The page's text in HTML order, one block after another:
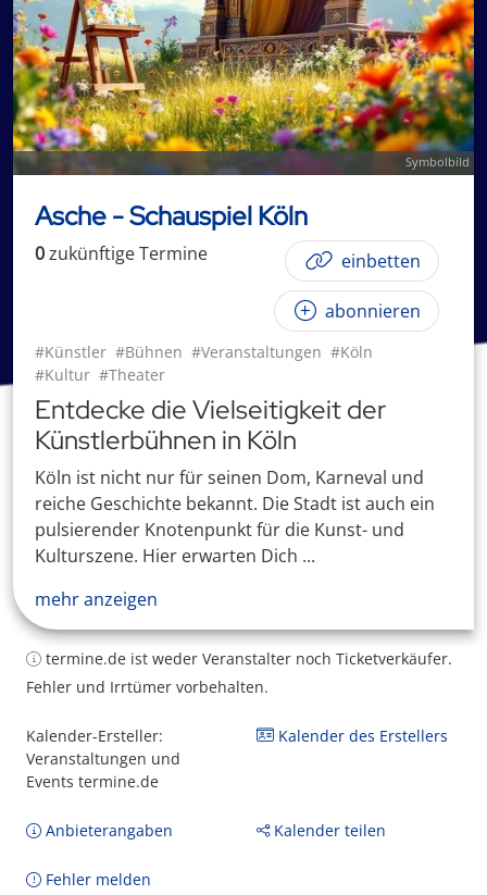
Symbolbild
Asche - Schauspiel Köln
0zukünftigeTermine einbetten
abonnieren
#Künstler #Bühnen #Veranstaltungen #Köln
#Kultur #Theater
Entdecke die Vielseitigkeit der
Künstlerbühnen in Köln
Köln ist nicht nur für seinen Dom, Karneval und
reiche Geschichte bekannt. Die Stadt ist auch ein
pulsierender Knotenpunkt für die Kunst- und
Kulturszene. Hier erwarten Dich ...
mehr anzeigen
termine.de ist weder Veranstalter noch Ticketverkäufer.
Fehler und Irrtümer vorbehalten.
Kalender-Ersteller:
Veranstaltungen und
Events termine.de
Kalender des Erstellers
Anbieterangaben Kalender teilen
Fehler melden